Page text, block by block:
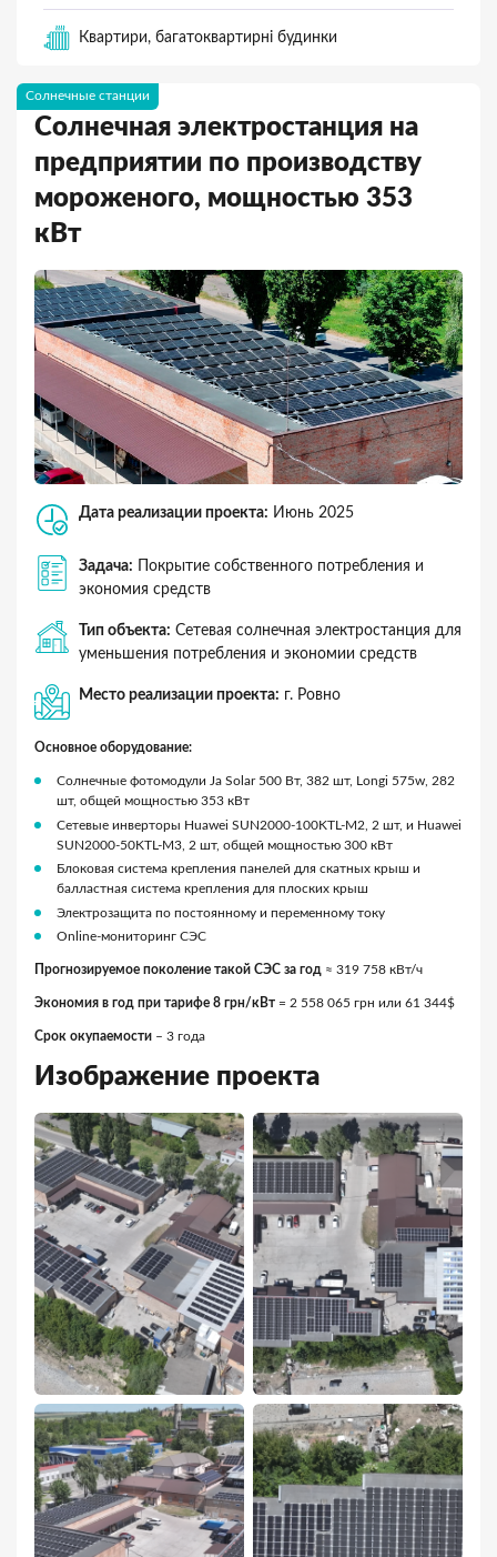
Квартири, багатоквартирні будинки
Солнечные станции
Солнечная электростанция на
предприятии по производству
мороженого, мощностью 353
кВт
Дата реализации проекта: Июнь 2025
Задача: Покрытие собственного потребления и
экономия средств
Тип объекта: Сетевая солнечная электростанция для
уменьшения потребления и экономии средств
Место реализации проекта: г. Ровно
Основное оборудование:
Солнечные фотомодули Ja Solar 500 Вт, 382 шт, Longi 575w, 282
шт, общей мощностью 353 кВт
Сетевые инверторы Huawei SUN2000-100KTL-M2, 2 шт, и Huawei
SUN2000-50KTL-M3, 2 шт, общей мощностью 300 кВт
Блоковая система крепления панелей для скатных крыш и
балластная система крепления для плоских крыш
Электрозащита по постоянному и переменному току
Online-мониторинг СЭС
Прогнозируемое поколение такой СЭС за год ≈ 319 758 кВт/ч
Экономия в год при тарифе 8 грн/кВт = 2 558 065 грн или 61 344$
Срок окупаемости – 3 года
Изображение проекта